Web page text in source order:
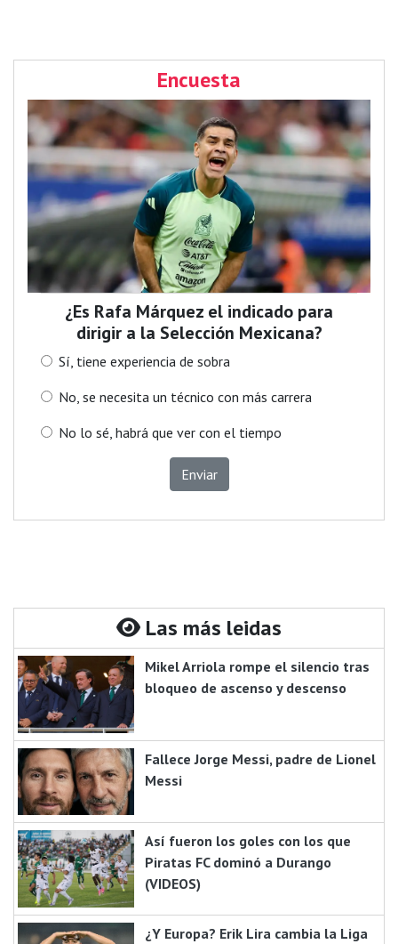
Encuesta
¿Es Rafa Márquez el indicado para
dirigir a la Selección Mexicana?
Sí, tiene experiencia de sobra
No, se necesita un técnico con más carrera
No lo sé, habrá que ver con el tiempo
Enviar
Las más leidas
Mikel Arriola rompe el silencio tras
bloqueo de ascenso y descenso
Fallece Jorge Messi, padre de Lionel
Messi
Así fueron los goles con los que
Piratas FC dominó a Durango
(VIDEOS)
¿Y Europa? Erik Lira cambia la Liga